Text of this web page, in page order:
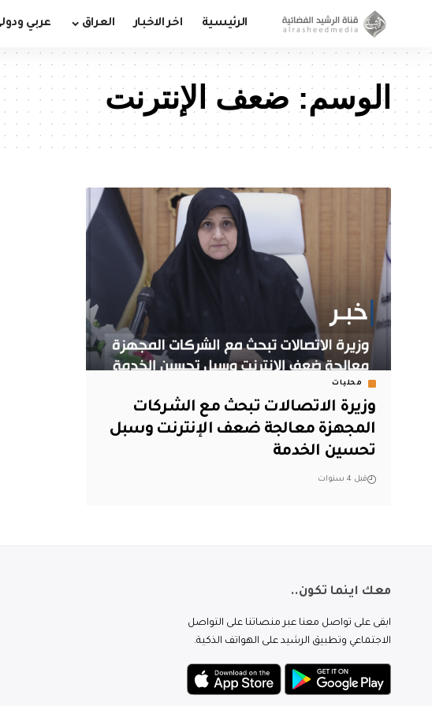
الرئيسية اخر الاخبار العراق عربي
الوسم: ضعف الإنترنت
محليات
وزيرة الاتصالات تبحث مع الشركات
المجهزة معالجة ضعف الإنترنت وسبل
تحسين الخدمة
قبل 4 سنوات
معك اينما تكون..
ابقى على تواصل معنا عبر منصاتنا على التواصل
الاجتماعي وتطبيق الرشيد على الهواتف الذكية.